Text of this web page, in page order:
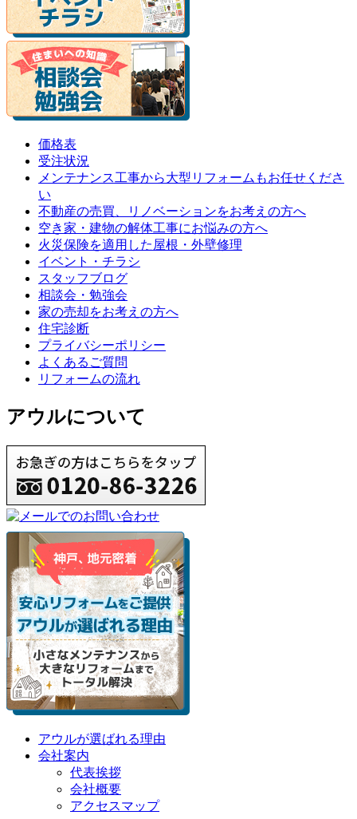
価格表
受注状況
メンテナンス工事から大型リフォームもお任せくださ
い
不動産の売買、リノベーションをお考えの方へ
空き家・建物の解体工事にお悩みの方へ
火災保険を適用した屋根・外壁修理
イベント・チラシ
スタッフブログ
相談会・勉強会
家の売却をお考えの方へ
住宅診断
プライバシーポリシー
よくあるご質問
リフォームの流れ
アウルについて
アウルが選ばれる理由
会社案内
代表挨拶
会社概要
アクセスマップ